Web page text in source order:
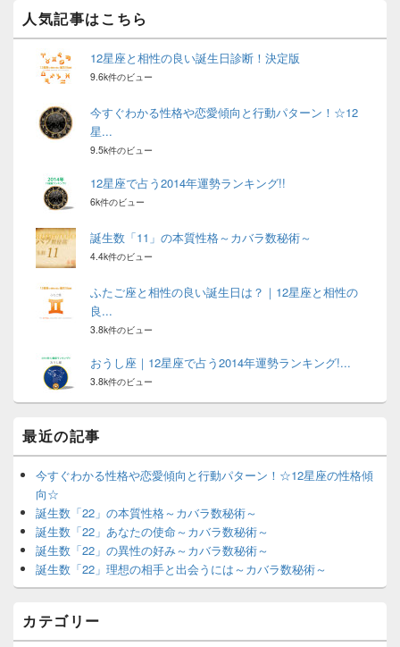
人気記事はこちら
12星座と相性の良い誕生日診断！決定版
9.6k件のビュー
今すぐわかる性格や恋愛傾向と行動パターン！☆12
星...
9.5k件のビュー
12星座で占う2014年運勢ランキング!!
6k件のビュー
誕生数「11」の本質性格～カバラ数秘術～
4.4k件のビュー
ふたご座と相性の良い誕生日は？｜12星座と相性の
良...
3.8k件のビュー
おうし座｜12星座で占う2014年運勢ランキング!...
3.8k件のビュー
最近の記事
今すぐわかる性格や恋愛傾向と行動パターン！☆12星座の性格傾
向☆
誕生数「22」の本質性格～カバラ数秘術～
誕生数「22」あなたの使命～カバラ数秘術～
誕生数「22」の異性の好み～カバラ数秘術～
誕生数「22」理想の相手と出会うには～カバラ数秘術～
カテゴリー